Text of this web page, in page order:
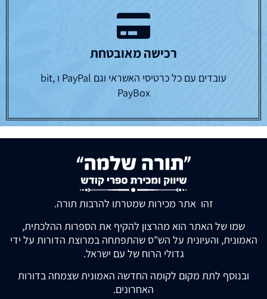
רכישה מאובטחת
עובדים עם כל כרטיסי האשראי וגם PayPal ו bit,
PayBox
זהו אתר מכירות שמטרתו להרבות תורה.
שמו של האתר הוא מהרצון להקיף את הספרות ההלכתית,
האמונית, והעיונית על הש"ס שהתפתחה במרוצת הדורות על ידי
גדולי הרוח של עם ישראל.
ובנוסף לתת מקום לקומה החדשה האמונית שצמחה בדורות
האחרונים.